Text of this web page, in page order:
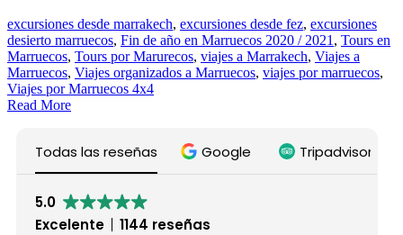
excursiones desde marrakech, excursiones desde fez, excursiones
desierto marruecos, Fin de año en Marruecos 2020 / 2021 , Tours en
Marruecos, Tours por Marurecos, viajes a Marrakech, Viajes a
Marruecos, Viajes organizados a Marruecos, viajes por marruecos,
Viajes por Marruecos 4x4
Read More
Todas las reseñas Google Tripadvisor
5.0
Excelente
1144 reseñas